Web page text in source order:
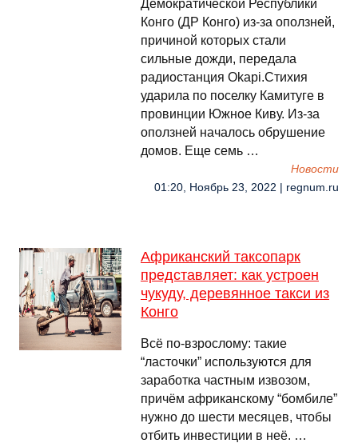
Демократической Республики
Конго (ДР Конго) из-за оползней,
причиной которых стали
сильные дожди, передала
радиостанция Okapi.Стихия
ударила по поселку Камитуге в
провинции Южное Киву. Из-за
оползней началось обрушение
домов. Еще семь …
Новости
01:20, Ноябрь 23, 2022 | regnum.ru
Африканский таксопарк
представляет: как устроен
чукуду, деревянное такси из
Конго
Всё по-взрослому: такие
“ласточки” используются для
заработка частным извозом,
причём африканскому “бомбиле”
нужно до шести месяцев, чтобы
отбить инвестиции в неё. …